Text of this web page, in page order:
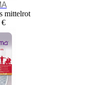
mittelrot
€